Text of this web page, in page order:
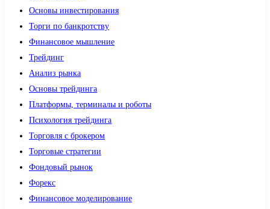
Основы инвестирования
Торги по банкротству
Финансовое мышление
Трейдинг
Анализ рынка
Основы трейдинга
Платформы, терминалы и роботы
Психология трейдинга
Торговля с брокером
Торговые стратегии
Фондовый рынок
Форекс
Финансовое моделирование